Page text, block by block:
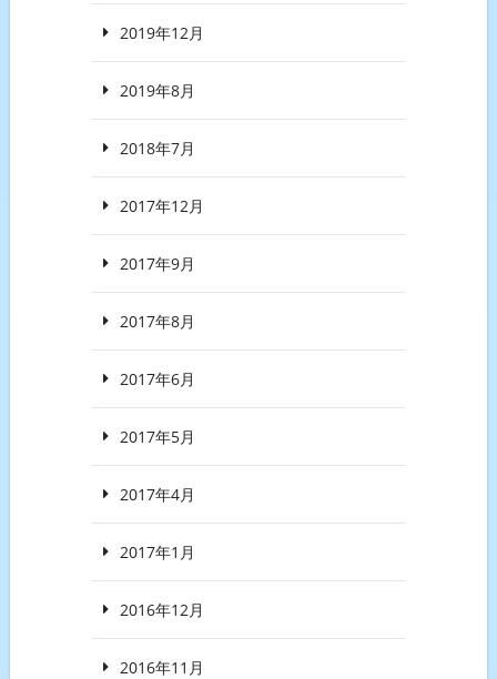
2019年12月
2019年8月
2018年7月
2017年12月
2017年9月
2017年8月
2017年6月
2017年5月
2017年4月
2017年1月
2016年12月
2016年11月